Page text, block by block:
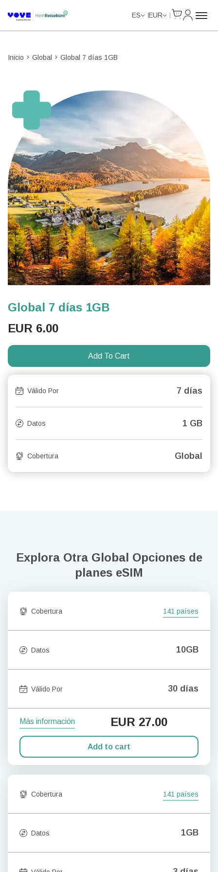
ES EUR
Inicio Global Global 7 días 1GB
Global 7 días 1GB
EUR 6.00
Add To Cart
Válido Por 7 días
Datos 1 GB
Cobertura Global
Explora Otra Global Opciones de
planes eSIM
Cobertura 141 países
Datos 10GB
Válido Por 30 días
Más información EUR 27.00
Add to cart
Cobertura 141 países
Datos 1GB